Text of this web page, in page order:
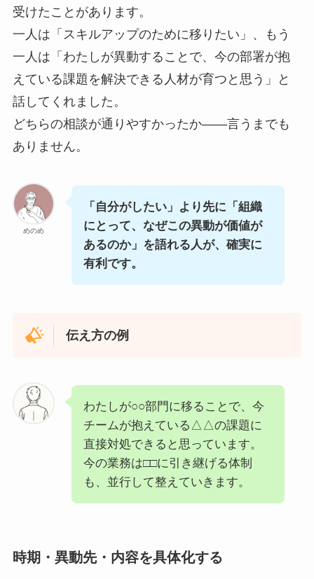
受けたことがあります。
一人は「スキルアップのために移りたい」、もう
一人は「わたしが異動することで、今の部署が抱
えている課題を解決できる人材が育つと思う」と
話してくれました。
どちらの相談が通りやすかったか——言うまでも
ありません。
めのめ
「自分がしたい」より先に「組織
にとって、なぜこの異動が価値が
あるのか」を語れる人が、確実に
有利です。
伝え方の例
わたしが○○部門に移ることで、今
チームが抱えている△△の課題に
直接対処できると思っています。
今の業務は□□に引き継げる体制
も、並行して整えていきます。
時期・異動先・内容を具体化する